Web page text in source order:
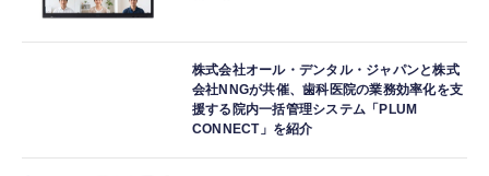
株式会社オール・デンタル・ジャパンと株式
会社NNGが共催、歯科医院の業務効率化を支
援する院内一括管理システム「PLUM
CONNECT」を紹介